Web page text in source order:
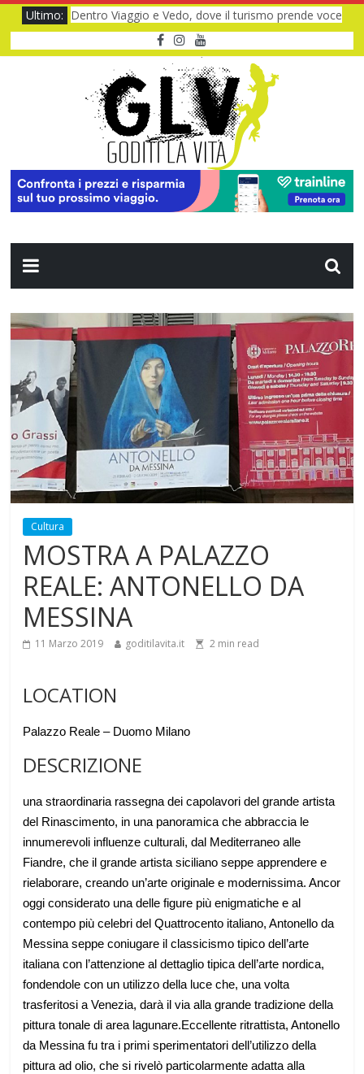
Ultimo: Dentro Viaggio e Vedo, dove il turismo prende voce
Quando il CUP ti fa aspettare troppo
Baviera da fiaba tra castelli e meraviglie
I Legnanesi a Milano 2027: risate smart
Film al cinema ad agosto 2026: le novità
Cultura
MOSTRA A PALAZZO
REALE: ANTONELLO DA
MESSINA
11 Marzo 2019 goditilavita.it 2 min read
LOCATION
Palazzo Reale – Duomo Milano
DESCRIZIONE
una straordinaria rassegna dei capolavori del grande artista
del Rinascimento, in una panoramica che abbraccia le
innumerevoli influenze culturali, dal Mediterraneo alle
Fiandre, che il grande artista siciliano seppe apprendere e
rielaborare, creando un’arte originale e modernissima. Ancor
oggi considerato una delle figure più enigmatiche e al
contempo più celebri del Quattrocento italiano, Antonello da
Messina seppe coniugare il classicismo tipico dell’arte
italiana con l’attenzione al dettaglio tipica dell’arte nordica,
fondendole con un utilizzo della luce che, una volta
trasferitosi a Venezia, darà il via alla grande tradizione della
pittura tonale di area lagunare.Eccellente ritrattista, Antonello
da Messina fu tra i primi sperimentatori dell’utilizzo della
pittura ad olio, che si rivelò particolarmente adatta alla